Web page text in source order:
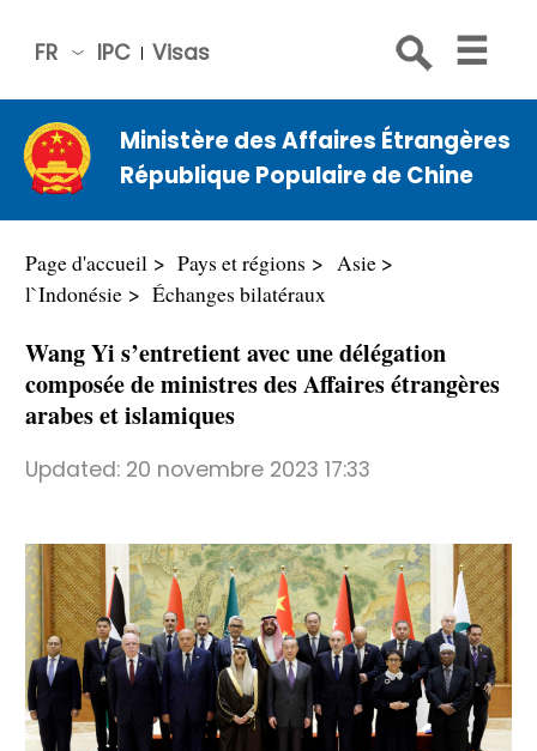
IPC Visas
FR
中文
Engli
sh
Русс
Espa
عربي
Ministère des Affaires Étrangères
République Populaire de Chine
Page d'accueil Pays et régions
Asie
l`Indonésie
Échanges bilatéraux
Wang Yi s’entretient avec une délégation
composée de ministres des Affaires étrangères
arabes et islamiques
Updated: 20 novembre 2023 17:33